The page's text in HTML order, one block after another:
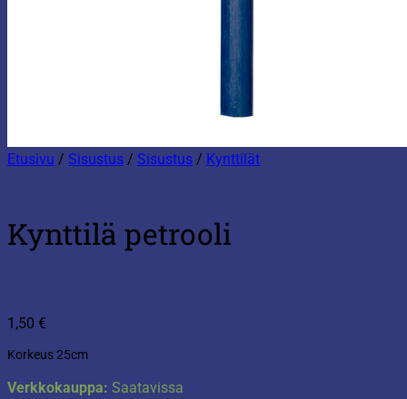
Etusivu / Sisustus / Sisustus / Kynttilät
Kynttilä petrooli
1,50 €
Korkeus 25cm
Verkkokauppa: Saatavissa